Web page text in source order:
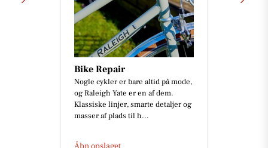
Bike Repair
Nogle cykler er bare altid på mode,
og Raleigh Yate er en af dem.
Klassiske linjer, smarte detaljer og
masser af plads til h...